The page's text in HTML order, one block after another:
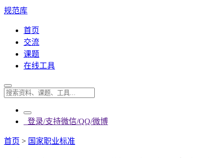
规范库
首页
交流
课题
在线工具
登录/支持微信/QQ/微博
首页 > 国家职业标准